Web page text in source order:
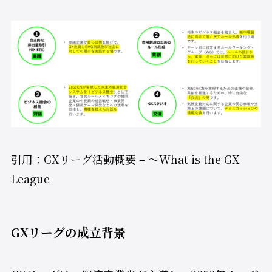
引用：GXリーグ活動概要 – ～What is the GX
League
GXリーグの成立背景